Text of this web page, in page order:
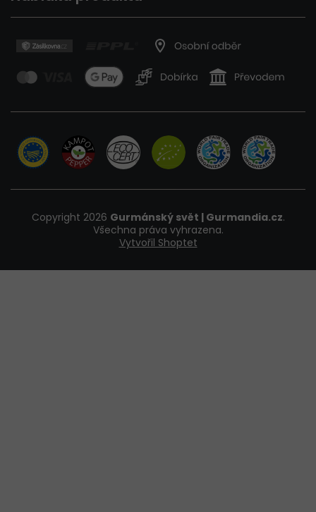
Vytvořil Shoptet
Copyright 2026 Gurmánský svět | Gurmandia.cz.
Všechna práva vyhrazena.